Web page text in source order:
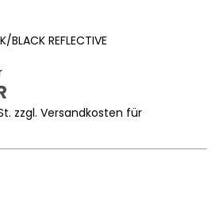
BLACK REFLECTIVE
zzgl. Versandkosten für